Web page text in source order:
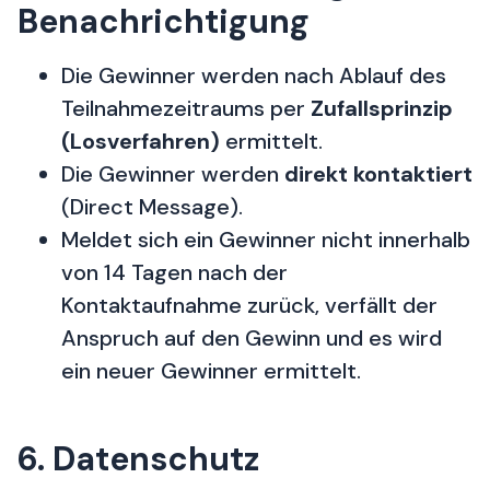
Benachrichtigung
Die Gewinner werden nach Ablauf des
Teilnahmezeitraums per Zufallsprinzip
(Losverfahren) ermittelt.
Die Gewinner werden direkt kontaktiert
(Direct Message).
Meldet sich ein Gewinner nicht innerhalb
von 14 Tagen nach der
Kontaktaufnahme zurück, verfällt der
Anspruch auf den Gewinn und es wird
ein neuer Gewinner ermittelt.
6. Datenschutz